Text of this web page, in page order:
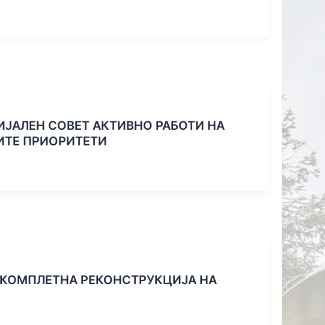
СОВЕТ АКТИВНО РАБОТИ НА
ПРИОРИТЕТИ
РЕКОНСТРУКЦИЈА НА